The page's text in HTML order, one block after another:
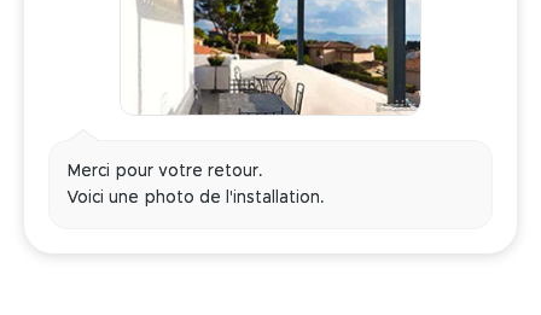
Merci pour votre retour.
Voici une photo de l'installation.